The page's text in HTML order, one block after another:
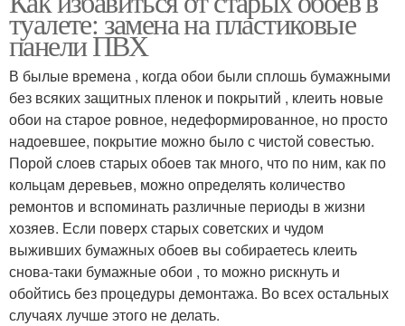
туалете: замена на пластиковые
панели ПВХ
В былые времена , когда обои были сплошь бумажными
без всяких защитных пленок и покрытий , клеить новые
обои на старое ровное, недеформированное, но просто
надоевшее, покрытие можно было с чистой совестью.
Порой слоев старых обоев так много, что по ним, как по
кольцам деревьев, можно определять количество
ремонтов и вспоминать различные периоды в жизни
хозяев. Если поверх старых советских и чудом
выживших бумажных обоев вы собираетесь клеить
снова-таки бумажные обои , то можно рискнуть и
обойтись без процедуры демонтажа. Во всех остальных
случаях лучше этого не делать.